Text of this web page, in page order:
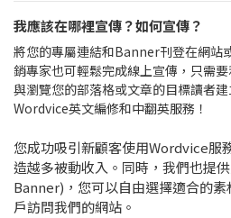
我應該在哪裡宣傳？如何宣傳？
將您的專屬連結和Banner刊登在網站
銷專家也可輕鬆完成線上宣傳，只需
與瀏覽您的部落格或文章的目標讀者
Wordvice英文編修和中翻英服務！
您成功吸引新顧客使用Wordvice服
造越多被動收入。同時，我們也提
Banner)，您可以自由選擇適合的
戶訪問我們的網站。